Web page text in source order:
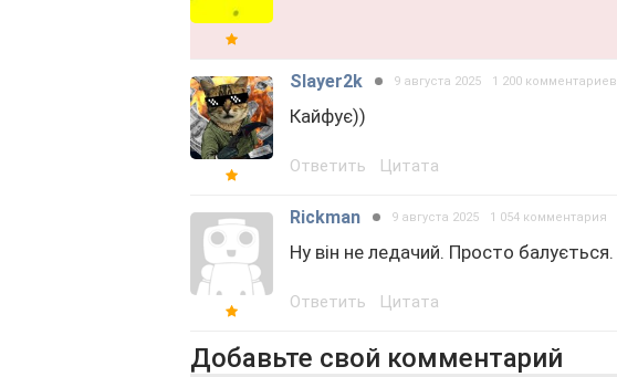
Slayer2k 9 августа 2025 1 200 комментариев
Кайфує))
Ответить Цитата
Rickman 9 августа 2025 1 054 комментария
Ну він не ледачий. Просто балується.
Ответить Цитата
Добавьте свой комментарий